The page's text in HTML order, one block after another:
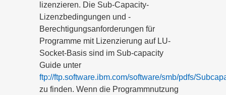
lizenzieren. Die Sub-Capacity-
Lizenzbedingungen und -
Berechtigungsanforderungen für
Programme mit Lizenzierung auf LU-
Socket-Basis sind im Sub-capacity
Guide unter
ftp://ftp.software.ibm.com/software/smb/pdfs/
zu finden. Wenn die Programmnutzung